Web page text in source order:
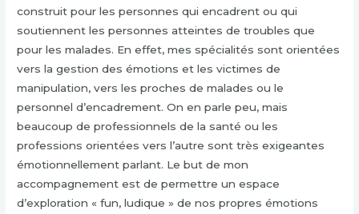
construit pour les personnes qui encadrent ou qui
soutiennent les personnes atteintes de troubles que
pour les malades. En effet, mes spécialités sont orientées
vers la gestion des émotions et les victimes de
manipulation, vers les proches de malades ou le
personnel d’encadrement. On en parle peu, mais
beaucoup de professionnels de la santé ou les
professions orientées vers l’autre sont très exigeantes
émotionnellement parlant. Le but de mon
accompagnement est de permettre un espace
d’exploration « fun, ludique » de nos propres émotions